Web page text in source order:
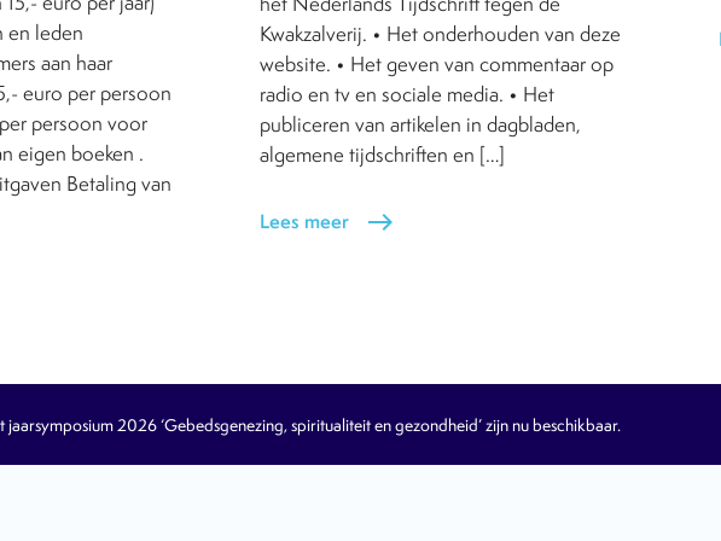
en leden
aan haar
euro per persoon
persoon voor
eigen boeken .
Betaling van
Kwakzalverij. • Het onderhouden van deze
website. • Het geven van commentaar op
radio en tv en sociale media. • Het
publiceren van artikelen in dagbladen,
algemene tijdschriften en […]
Lees meer east
jaarsymposium 2026 ‘Gebedsgenezing, spiritualiteit en gezondheid’ zijn nu beschikbaar.